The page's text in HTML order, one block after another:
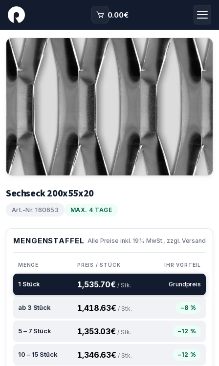
0.00€
Sechseck 200x55x20
Art.-Nr. 160653 MAX. 4 TAGE
MENGENSTAFFEL Alle Preise inkl. 19% MwSt., zzgl. Versand
MENGE PREIS / STÜCK IHR VORTEIL
1 Stück 1,535.70€ / Stk. Grundpreis
ab 3 Stück 1,418.63€ / Stk. −8 %
5 – 7 Stück 1,353.03€ / Stk. −12 %
10 – 15 Stück 1,346.63€ / Stk. −12 %